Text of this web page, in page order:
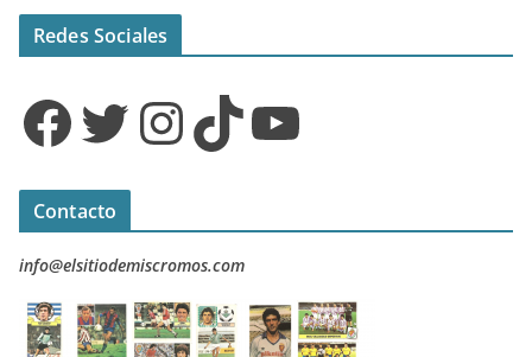
Redes Sociales
Facebook Twitter InstagramTikTok YouTube
Contacto
info@elsitiodemiscromos.com